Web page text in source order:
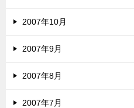
2007年10月
2007年9月
2007年8月
2007年7月